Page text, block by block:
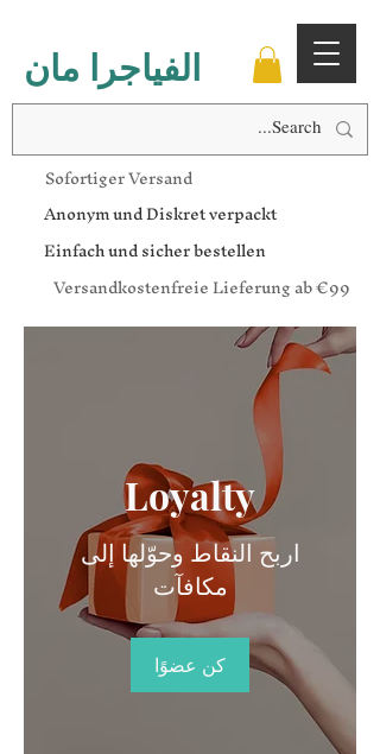
الفياجرا مان
Sofortiger Versand
Anonym und Diskret verpackt
Einfach und sicher bestellen
Versandkostenfreie Lieferung ab €99
Loyalty
اربح النقاط وحوّلها إلى
مكافآت
كن عضوًا